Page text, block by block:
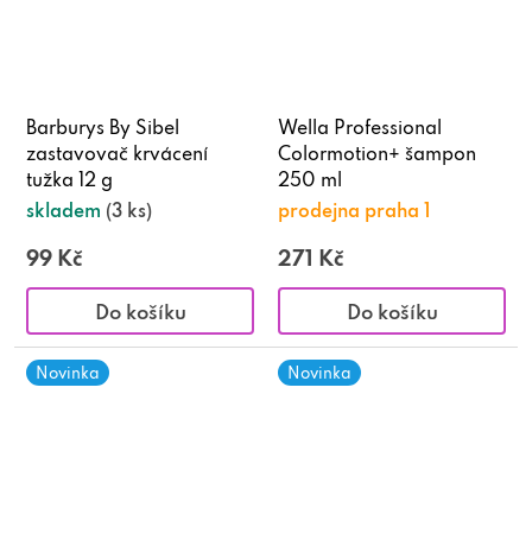
Barburys By Sibel
zastavovač krvácení
tužka 12 g
skladem (3 ks)
99 Kč
Do košíku
Wella Professional
Colormotion+ šampon
250 ml
prodejna praha 1
271 Kč
Do košíku
Novinka Novinka